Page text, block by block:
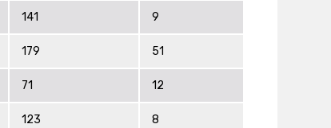
141 9
179 51
71 12
123 8